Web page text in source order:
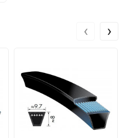
Таким образом, их
клиновые ремни с такими же
привод требует меньшего
снижает центробежную
‹ ›